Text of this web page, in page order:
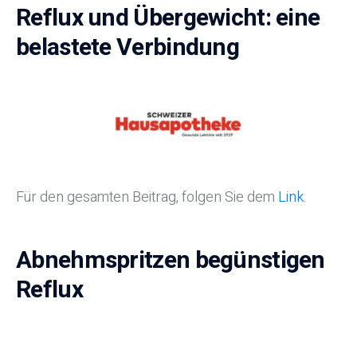
Reflux und Übergewicht: eine
belastete Verbindung
Für den gesamten Beitrag, folgen Sie dem Link.
Abnehmspritzen begünstigen
Reflux